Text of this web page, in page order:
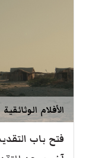
الأفلام الوثائقية
فتح باب